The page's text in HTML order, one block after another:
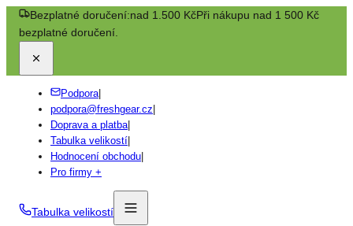
Bezplatné doručení:nad 1.500 KčPři nákupu nad 1 500 Kč
bezplatné doručení.
Podpora|
podpora@freshgear.cz
Doprava a platba|
Tabulka velikostí
Hodnocení obchodu
Pro firmy +
Tabulka velikostí